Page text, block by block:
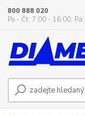
800 888 020
Po - Čt: 7:00 - 16:00,